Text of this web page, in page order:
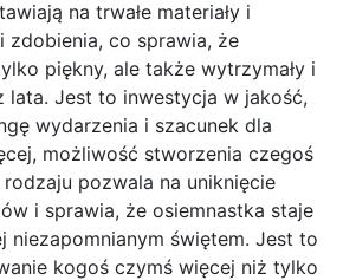
na trwałe materiały i
zdobienia, co sprawia, że
piękny, ale także wytrzymały i
lata. Jest to inwestycja w jakość,
wydarzenia i szacunek dla
możliwość stworzenia czegoś
pozwala na uniknięcie
i sprawia, że osiemnastka staje
niezapomnianym świętem. Jest to
kogoś czymś więcej niż tylko